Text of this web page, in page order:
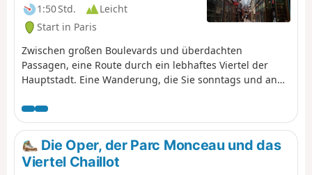
1:50 Std.
Leicht
Start in Paris
Zwischen großen Boulevards und überdachten
Passagen, eine Route durch ein lebhaftes Viertel der
Hauptstadt. Eine Wanderung, die Sie sonntags und an
geschlossen sein können.
Die Oper, der Parc Monceau und das
Viertel Chaillot